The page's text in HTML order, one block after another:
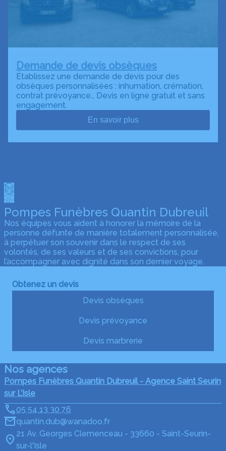
Demande de devis obsèques
Établissez une demande de devis pour des
obsèques personnalisées : inhumation, crémation,
contrat prévoyance… Devis en ligne gratuit et sans
engagement.
En savoir plus
Pompes Funèbres Quantin Dubreuil
Nos équipes vous aident à honorer la mémoire de la
personne défunte de manière totalement personnalisée,
à perpétuer son souvenir dans le respect de ses
volontés, de ses valeurs et de ses convictions, pour
l’accompagner avec dignité dans son dernier voyage.
Obtenez un devis
Devis obsèques
Devis prévoyance
Devis marbrerie
Nos agences
Pompes Funèbres Quantin Dubreuil - Agence Saint Seurin
sur L’Isle
05 54 13 30 76
quantin.dub@wanadoo.fr
21 Av. Georges Clemenceau - 33660 - Saint-Seurin-
sur-l'Isle